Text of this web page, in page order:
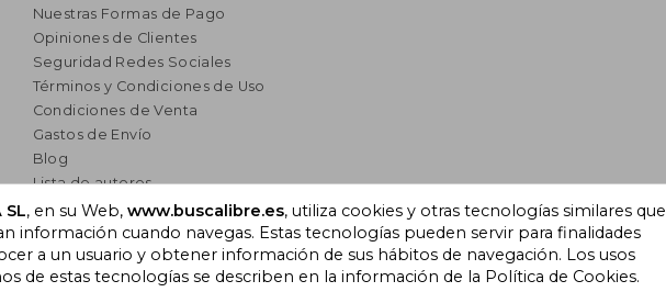
Nuestras Formas de Pago
Opiniones de Clientes
Seguridad Redes Sociales
Términos y Condiciones de Uso
Condiciones de Venta
Gastos de Envío
Blog
Lista de autores
Incentivo a la Lectura
Libros Recomendados
SL, en su Web, www.buscalibre.es, utiliza cookies y otras tecnologías similares que
información cuando navegas. Estas tecnologías pueden servir para finalidades
a un usuario y obtener información de sus hábitos de navegación. Los usos
de estas tecnologías se describen en la información de la Política de Cookies.